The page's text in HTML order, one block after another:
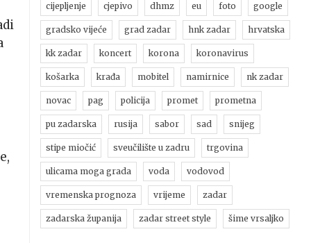
cijepljenje cjepivo dhmz eu foto google
gradsko vijeće grad zadar hnk zadar hrvatska
kk zadar koncert korona koronavirus
košarka krađa mobitel namirnice nk zadar
novac pag policija promet prometna
pu zadarska rusija sabor sad snijeg
stipe miočić sveučilište u zadru trgovina
ulicama moga grada voda vodovod
vremenska prognoza vrijeme zadar
zadarska županija zadar street style šime vrsaljko